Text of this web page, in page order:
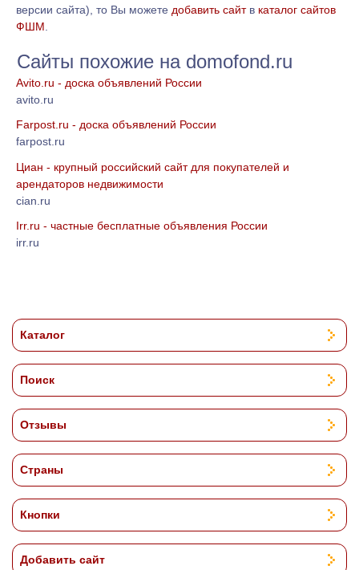
версии сайта), то Вы можете добавить сайтв каталог сайтов
ФШМ
Сайты похожие на domofond.ru
Avito.ru - доска объявлений России
avito.ru
Farpost.ru - доска объявлений России
farpost.ru
Циан - крупный российский сайт для покупателей и
арендаторов недвижимости
cian.ru
Irr.ru - частные бесплатные объявления России
irr.ru
Каталог
Поиск
Отзывы
Страны
Кнопки
Добавить сайт